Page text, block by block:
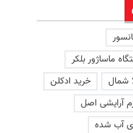
ماساژور بلکر
شمال
خرید ادکلن
آرایشی اصل
آب شده